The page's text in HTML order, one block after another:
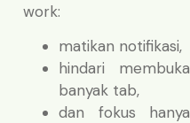
work:
matikan notifikasi,
hindari membuka
banyak tab,
dan fokus hanya